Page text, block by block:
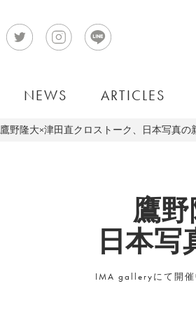
NEWS ARTICLES
鷹野隆大×津田直クロストーク、日本写真の
鷹
日本
IMA galleryにて開催